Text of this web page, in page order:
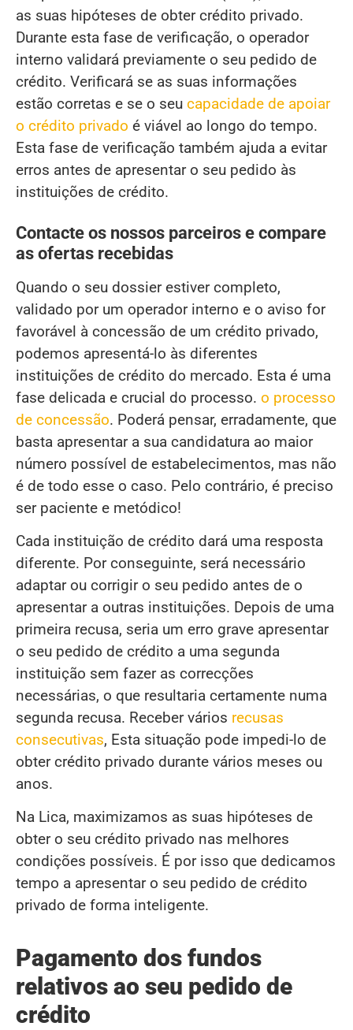
as suas hipóteses de obter crédito privado.
Durante esta fase de verificação, o operador
interno validará previamente o seu pedido de
crédito. Verificará se as suas informações
estão corretas e se o seu capacidade de apoiar
o crédito privado é viável ao longo do tempo.
Esta fase de verificação também ajuda a evitar
erros antes de apresentar o seu pedido às
instituições de crédito.
Contacte os nossos parceiros e compare
as ofertas recebidas
Quando o seu dossier estiver completo,
validado por um operador interno e o aviso for
favorável à concessão de um crédito privado,
podemos apresentá-lo às diferentes
instituições de crédito do mercado. Esta é uma
fase delicada e crucial do processo. o processo
de concessão. Poderá pensar, erradamente, que
basta apresentar a sua candidatura ao maior
número possível de estabelecimentos, mas não
é de todo esse o caso. Pelo contrário, é preciso
ser paciente e metódico!
Cada instituição de crédito dará uma resposta
diferente. Por conseguinte, será necessário
adaptar ou corrigir o seu pedido antes de o
apresentar a outras instituições. Depois de uma
primeira recusa, seria um erro grave apresentar
o seu pedido de crédito a uma segunda
instituição sem fazer as correcções
necessárias, o que resultaria certamente numa
segunda recusa. Receber vários recusas
consecutivas, Esta situação pode impedi-lo de
obter crédito privado durante vários meses ou
anos.
Na Lica, maximizamos as suas hipóteses de
obter o seu crédito privado nas melhores
condições possíveis. É por isso que dedicamos
tempo a apresentar o seu pedido de crédito
privado de forma inteligente.
Pagamento dos fundos
relativos ao seu pedido de
crédito